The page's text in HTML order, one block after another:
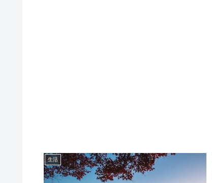
生活